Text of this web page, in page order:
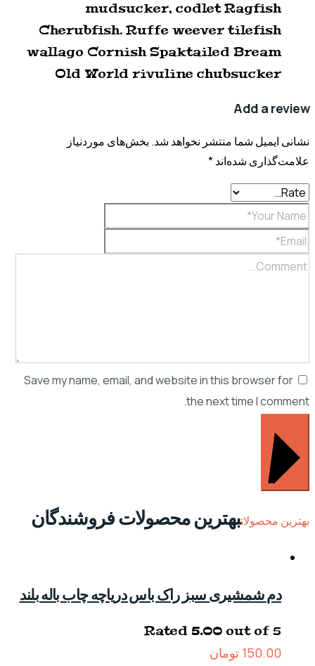
mudsucker, codlet Ragfish
Cherubfish. Ruffe weever tilefish
wallago Cornish Spaktailed Bream
Old World rivuline chubsucker
Add a review
نشانی ایمیل شما منتشر نخواهد شد. بخش‌های موردنیاز
علامت‌گذاری شده‌اند*
Save my name, email, and website in this browser for
the next time I comment.
بهترین محصولاتبهترین محصولات فروشندگان
دم شمشیری سبز راک باس دریاچه چاب باله بلند
Rated 5.00 out of 5
150.00 تومان